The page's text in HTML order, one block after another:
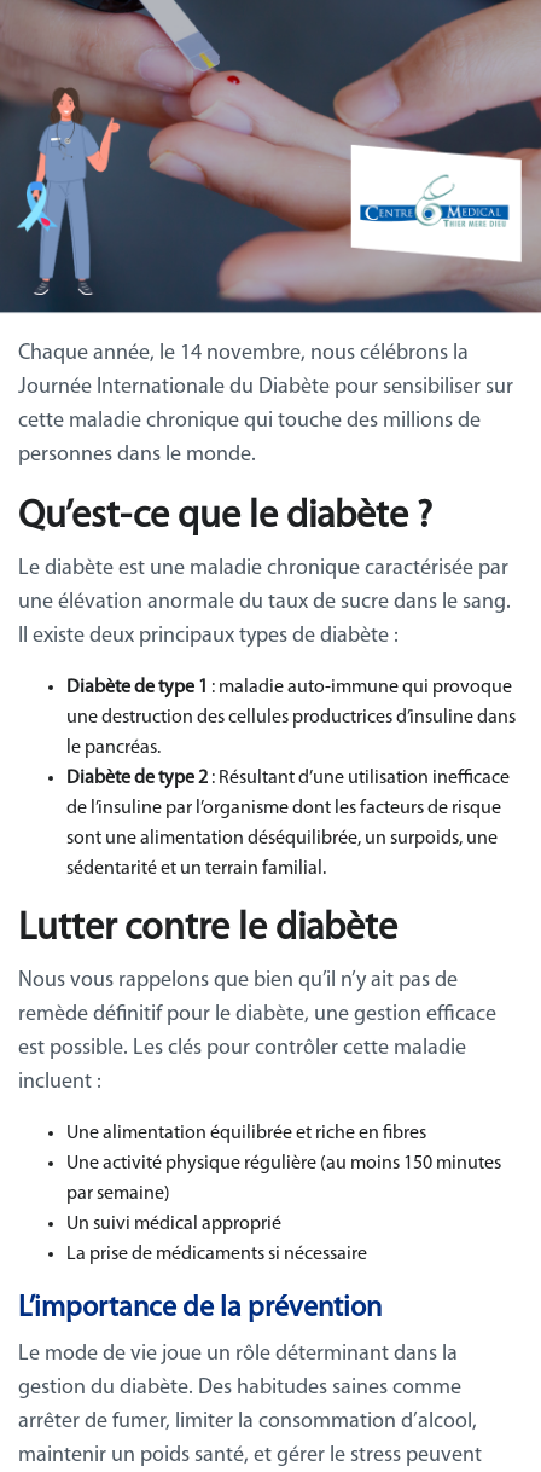
Chaque année, le 14 novembre, nous célébrons la
Journée Internationale du Diabète pour sensibiliser sur
cette maladie chronique qui touche des millions de
personnes dans le monde.
Qu’est-ce que le diabète ?
Le diabète est une maladie chronique caractérisée par
une élévation anormale du taux de sucre dans le sang.
Il existe deux principaux types de diabète :
Diabète de type 1 : maladie auto-immune qui provoque
une destruction des cellules productrices d’insuline dans
le pancréas.
Diabète de type 2 : Résultant d’une utilisation inefficace
de l’insuline par l’organisme dont les facteurs de risque
sont une alimentation déséquilibrée, un surpoids, une
sédentarité et un terrain familial.
Lutter contre le diabète
Nous vous rappelons que bien qu’il n’y ait pas de
remède définitif pour le diabète, une gestion efficace
est possible. Les clés pour contrôler cette maladie
incluent :
Une alimentation équilibrée et riche en fibres
Une activité physique régulière (au moins 150 minutes
par semaine)
Un suivi médical approprié
La prise de médicaments si nécessaire
L’importance de la prévention
Le mode de vie joue un rôle déterminant dans la
gestion du diabète. Des habitudes saines comme
arrêter de fumer, limiter la consommation d’alcool,
maintenir un poids santé, et gérer le stress peuvent